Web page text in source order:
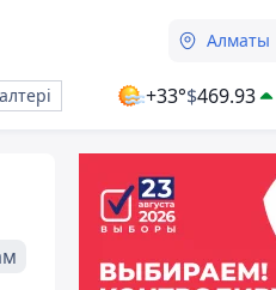
Алматы
+33°$469.93